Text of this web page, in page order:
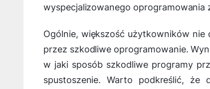
wyspecjalizowanego
Ogólnie, większość użytkowników
przez szkodliwe oprogramowanie.
w jaki sposób szkodliwe programy
spustoszenie. Warto podkreślić, że